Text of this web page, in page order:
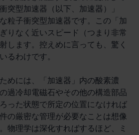
突型加速器（以下、加速器）」
粒子衝突型加速器です。この「加
りなく近いスピード（つまり非常
します。控えめに言っても、驚く
るわけです。
めには、「加速器」内の酸素濃
過冷却電磁石やその他の構造部品
った状態で所定の位置になければ
の厳密な管理が必要なことは想像
物理学は深化すればするほど、ミ